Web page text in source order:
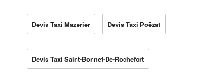
Devis Taxi Mazerier Devis Taxi Poëzat
Devis Taxi Saint-Bonnet-De-Rochefort